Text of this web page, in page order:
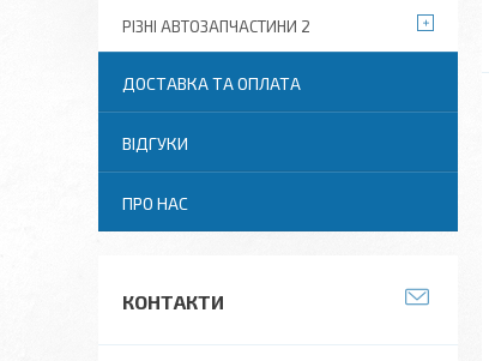
РІЗНІ АВТОЗАПЧАСТИНИ 2
ДОСТАВКА ТА ОПЛАТА
ВІДГУКИ
ПРО НАС
КОНТАКТИ